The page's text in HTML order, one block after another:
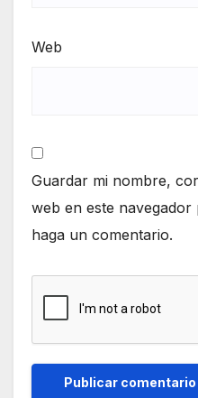
Web
Guardar mi nombre,
web en este
haga un comentario.